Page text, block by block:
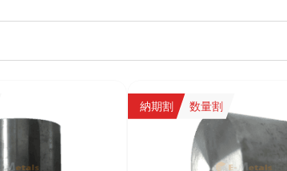
納期割 数量割